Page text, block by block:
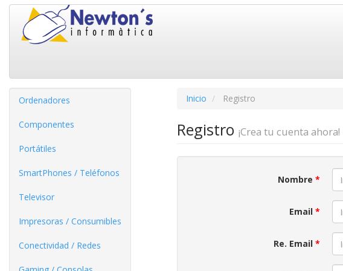
Ordenadores
Componentes
Portátiles
SmartPhones / Teléfonos
Televisor
Impresoras / Consumibles
Conectividad / Redes
Inicio Registro
Registro ¡Crea tu cuenta ahora!
Nombre*
Email*
Re. Email*